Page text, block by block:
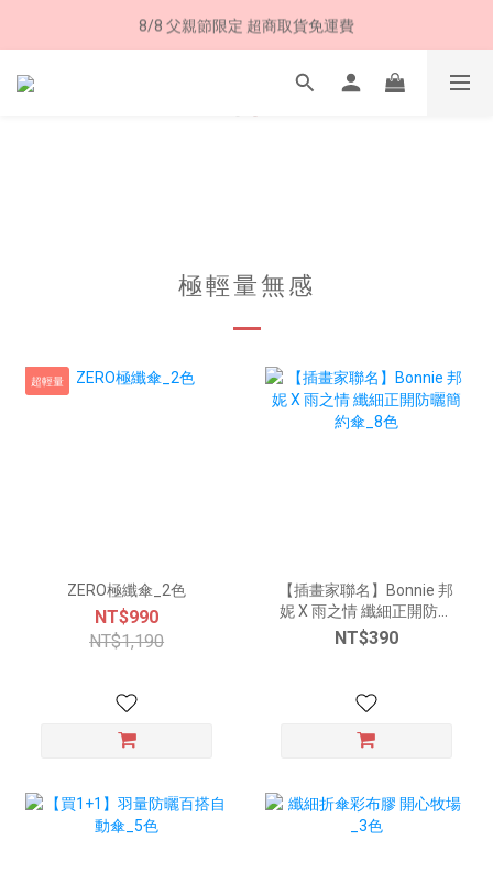
8/8 父親節限定 超商取貨免運費
8/8 父親節限定 超商取貨免運費
加入LINE好友➤領購物金50元 (現領現用)
極輕量無感
超輕量
ZERO極纖傘_2色
NT$990
NT$1,190
【插畫家聯名】Bonnie 邦
妮 X 雨之情 纖細正開防曬
簡約傘_8色
NT$390